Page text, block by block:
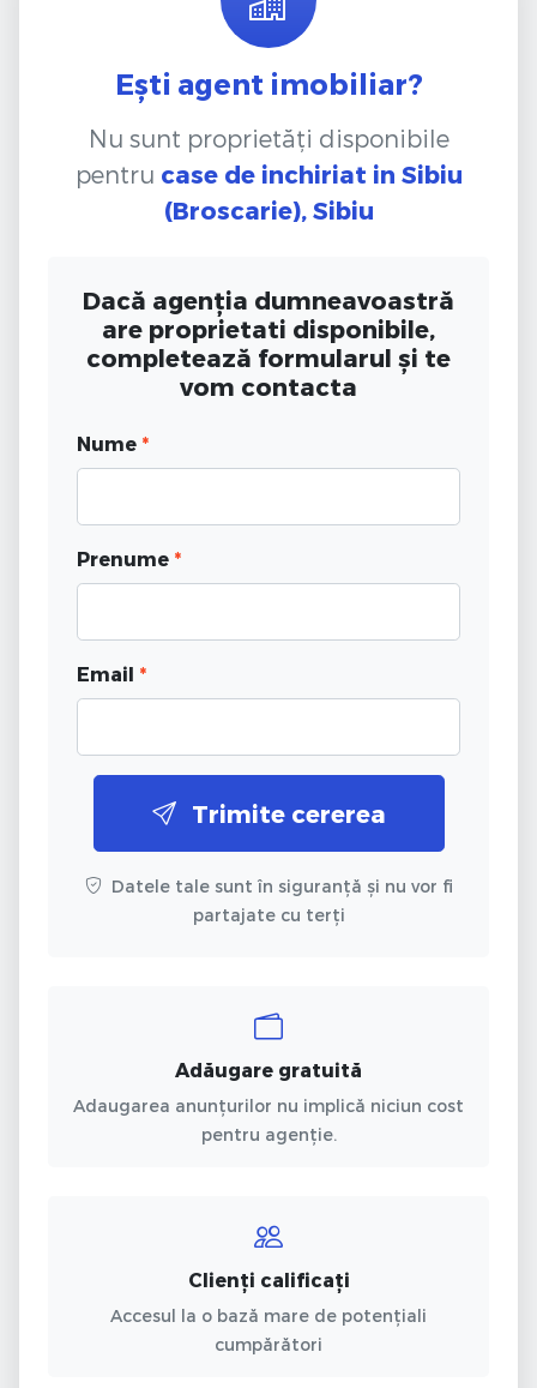
Ești agent imobiliar?
Nu sunt proprietăți disponibile
pentru case de inchiriat in Sibiu
(Broscarie), Sibiu
Dacă agenția dumneavoastră
are proprietati disponibile,
completează formularul și te
vom contacta
Nume *
Prenume *
Email *
Trimite cererea
Datele tale sunt în siguranță și nu vor fi
partajate cu terți
Adăugare gratuită
Adaugarea anunțurilor nu implică niciun cost
pentru agenție.
Clienți calificați
Accesul la o bază mare de potențiali
cumpărători